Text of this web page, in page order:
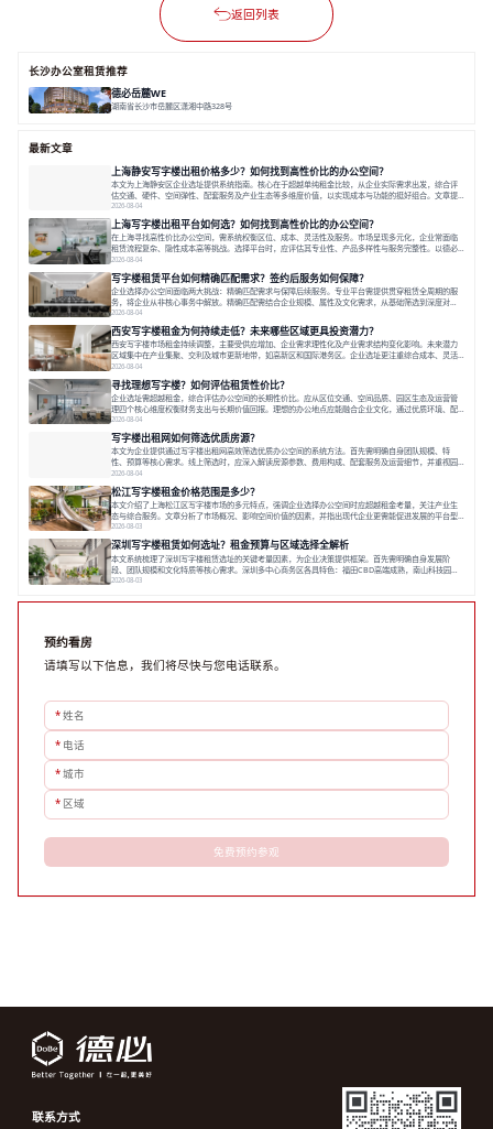
返回列表
长沙办公室租赁推荐
德必岳麓WE
湖南省长沙市岳麓区潇湘中路328号
最新文章
上海静安写字楼出租价格多少？如何找到高性价比的办公空间？
本文为上海静安区企业选址提供系统指南。核心在于超越单纯租金比较，从企业实际需求出发，综合评
估交通、硬件、空间弹性、配套服务及产业生态等多维度价值，以实现成本与功能的挺好组合。文章提
出打破固定工位思维，采用精装灵活空间与共享配套以提升性价比，并通过不同规模企业的实际案例加
以说明。之后指出，专业运营服务商提供的稳定环境、社群活动与产业集聚等增值服务，是很大化空间
价值、助力企业成长的关键。对于许多在
2026-08-04
上海写字楼出租平台如何选？如何找到高性价比的办公空间？
在上海寻找高性价比办公空间，需系统权衡区位、成本、灵活性及服务。市场呈现多元化，企业常面临
租赁流程复杂、隐性成本高等挑战。选择平台时，应评估其专业性、产品多样性与服务完整性。以德必
为例，其提供从空间到生态的解决方案，通过特色园区、灵活产品和丰富配套，满足不同企业需求。企
业应明确自身需求，实地考察，选择能支持长期发展、提升竞争力的办公空间。在上海寻找合适的办公
空间，对于企业行政负责人、中小企业主
2026-08-04
写字楼租赁平台如何精确匹配需求？签约后服务如何保障？
企业选择办公空间面临两大挑战：精确匹配需求与保障后续服务。专业平台需提供贯穿租赁全周期的服
务，将企业从非核心事务中解放。精确匹配需结合企业规模、属性及文化需求，从基础筛选到深度对
接；签约后则需构建覆盖硬件运维、共享配套及专业物业的全周期保障体系。德必集团通过标准化服务
与个性化运营结合，以全国布局和产业生态圈为企业提供稳定支持，体现了从信息撮合到深度服务的能
力转变。在为企业寻找办公空间的过程中，
2026-08-04
西安写字楼租金为何持续走低？未来哪些区域更具投资潜力？
西安写字楼市场租金持续调整，主要受供应增加、企业需求理性化及产业需求结构变化影响。未来潜力
区域集中在产业集聚、交利及城市更新地带，如高新区和国际港务区。企业选址更注重综合成本、灵活
性与员工体验，倾向于提供全包式服务的办公空间。专业运营方通过空间优化与社群服务，助力企业成
长，推动市场向多元化、高性价比方向发展。近年来，西安写字楼市场呈现出租金持续调整的态势，这
一现象引发了的广泛关注。作为西部重要
2026-08-04
寻找理想写字楼？如何评估租赁性价比？
企业选址需超越租金，综合评估办公空间的长期性价比。应从区位交通、空间品质、园区生态及运营管
理四个核心维度权衡财务支出与长期价值回报。理想的办公地点应能融合企业文化，通过优质环境、配
套服务及社群资源赋能业务增长，实现成本与价值的平衡。对于许多正在成长或寻求稳定发展的企业而
言，寻找一处合适的办公空间是一项至关重要的决策。这不仅关系到团队的日常工作效率与协作氛围，
更直接影响着企业的品牌形象、运营成本
2026-08-04
写字楼出租网如何筛选优质房源？
本文为企业提供通过写字楼出租网高效筛选优质办公空间的系统方法。首先需明确自身团队规模、特
性、预算等核心需求。线上筛选时，应深入解读房源参数、费用构成、配套服务及运营细节，并重视园
区产业生态与交通区位价值。同时，需考察运营方的品牌背景与持续服务能力。完成线上初选后，必须
进行线下实地验证，核对空间实景、测试设施、感受园区氛围并确认合同条款，从而做出精确决策。在
数字化时代，写字楼出租网已成为企业寻找
2026-08-04
松江写字楼租金价格范围是多少？
本文介绍了上海松江区写字楼市场的多元特点，强调企业选择办公空间时应超越租金考量，关注产业生
态与综合服务。文章分析了市场概况、影响空间价值的因素，并指出现代企业更需能促进发展的平台型
空间。之后，以德必集团为例，说明运营方如何通过构建服务生态助力企业成长，建议企业系统评估需
求与长期价值，选择匹配的发展载体。对于许多寻求在上海松江区设立或扩展办公空间的企业而言，了
解该区域的写字楼市场概况是决策的首先
2026-08-03
深圳写字楼租赁如何选址？租金预算与区域选择全解析
本文系统梳理了深圳写字楼租赁选址的关键考量因素，为企业决策提供框架。首先需明确自身发展阶
段、团队规模和文化特质等核心需求。深圳多中心商务区各具特色：福田CBD高端成熟，南山科技园创
新活力强，前海具政策优势。除传统写字楼外，创意产业园注重生态与社群，适合文创、科技类企业。
款。选址是综合性战略决策，旨在让办公
2026-08-03
预约看房
请填写以下信息，我们将尽快与您电话联系。
*姓名
* 电话
*城市
* 区域
免费预约参观
联系方式